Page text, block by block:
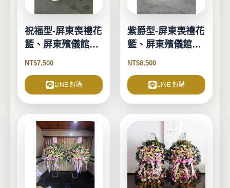
祝福型-屏東喪禮花
籃、屏東殯儀館花
籃
NT$7,500
LINE 訂購
紫爵型-屏東喪禮花
籃、屏東殯儀館花
籃
NT$8,500
LINE 訂購